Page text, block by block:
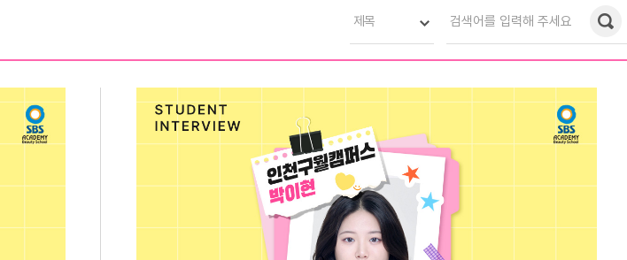
자주묻는질문
제목